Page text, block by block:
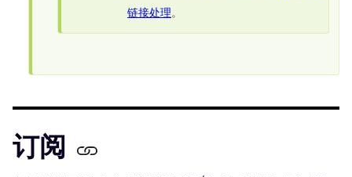
链接处理。
订阅